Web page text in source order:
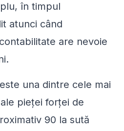
în timpul
atunci când
are nevoie
una dintre cele mai
pieței forței de
90 la sută